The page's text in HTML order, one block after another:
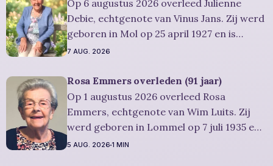
Op 6 augustus 2026 overleed Julienne
Debie, echtgenote van Vinus Jans. Zij werd
geboren in Mol op 25 april 1927 en is
overleden in Lommel op 6 augustus 2026.
jaar. Rouwbericht Severens: Er is
gelegenheid om in alle rust en stilte
persoonlijk
7 AUG. 2026
Rosa Emmers overleden (91 jaar)
Op 1 augustus 2026 overleed Rosa
Emmers, echtgenote van Wim Luits. Zij
werd geboren in Lommel op 7 juli 1935 en
is overleden in Leopoldsburg op 1
5 AUG. 2026 1 MIN